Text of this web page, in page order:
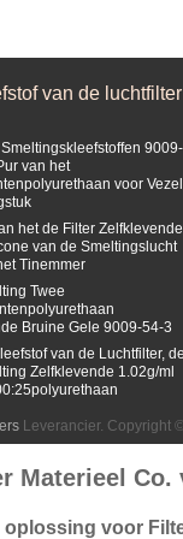
van de luchtfilter
9009-
van het
voor Vezel
het de Filter Zelfklevende
van de Smeltingslucht
Tinemmer
Twee
Bruine Gele 9009-54-3
van de Luchtfilter, de
Zelfklevende 1.02g/ml
Leverancier. Copyright
Materieel Co.
oplossing voor